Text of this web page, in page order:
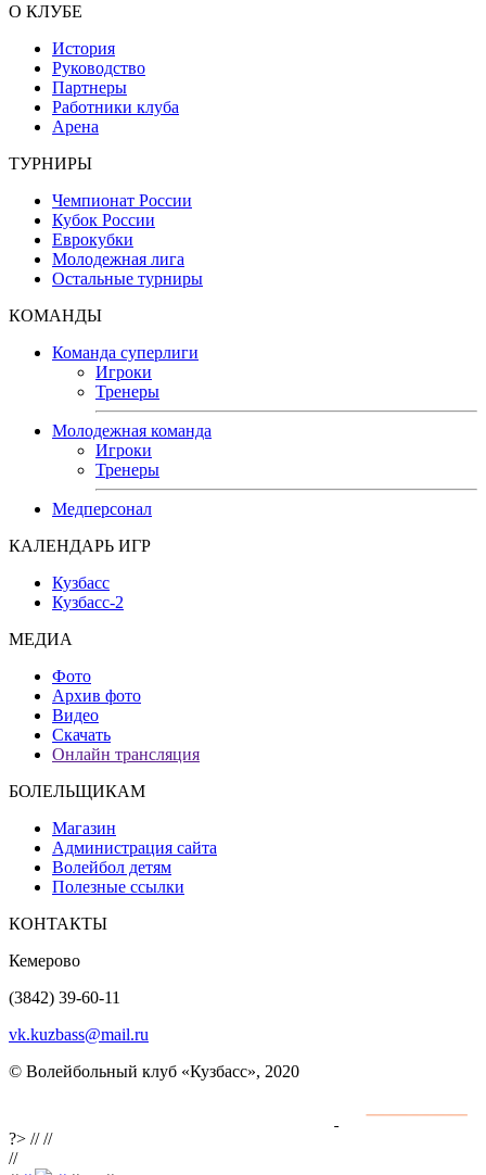
О КЛУБЕ
История
Руководство
Партнеры
Работники клуба
Арена
ТУРНИРЫ
Чемпионат России
Кубок России
Еврокубки
Молодежная лига
Остальные турниры
КОМАНДЫ
Команда суперлиги
Игроки
Тренеры
Молодежная команда
Игроки
Тренеры
Медперсонал
КАЛЕНДАРЬ ИГР
Кузбасс
Кузбасс-2
МЕДИА
Фото
Архив фото
Видео
Скачать
Онлайн трансляция
БОЛЕЛЬЩИКАМ
Магазин
Администрация сайта
Волейбол детям
Полезные ссылки
КОНТАКТЫ
Кемерово
(3842) 39-60-11
vk.kuzbass@mail.ru
© Волейбольный клуб «Кузбасс», 2020
?> ////
//